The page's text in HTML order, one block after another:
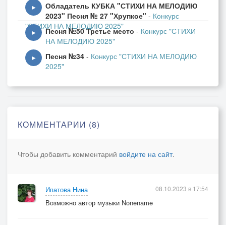
▶
Обладатель КУБКА "СТИХИ НА МЕЛОДИЮ
2023" Песня № 27 "Хрупкое" - Конкурс
"СТИХИ НА МЕЛОДИЮ 2025"
▶ Песня №50 Третье место - Конкурс "СТИХИ
НА МЕЛОДИЮ 2025"
▶ Песня №34 - Конкурс "СТИХИ НА МЕЛОДИЮ
2025"
КОММЕНТАРИИ (8)
Чтобы добавить комментарий войдите на сайт.
Ипатова Нина
Возможно автор музыки Nonename
08.10.2023 в 17:54